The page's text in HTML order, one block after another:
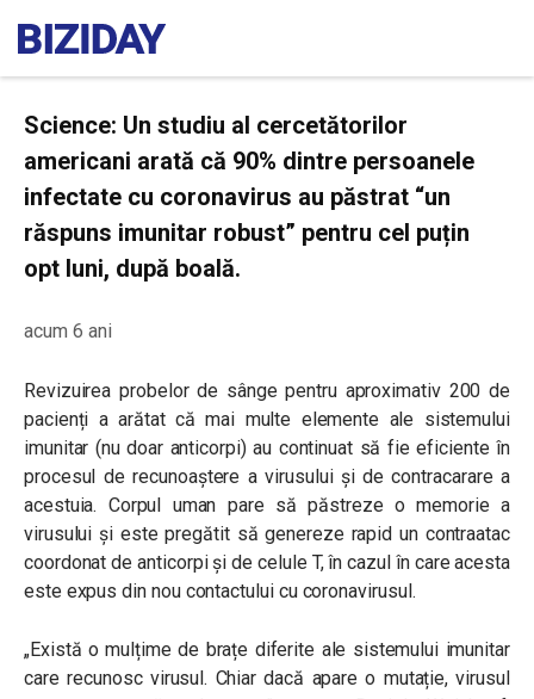
Science: Un studiu al cercetătorilor
americani arată că 90% dintre persoanele
infectate cu coronavirus au păstrat “un
răspuns imunitar robust” pentru cel puțin
opt luni, după boală.
acum 6 ani
Revizuirea probelor de sânge pentru aproximativ 200 de
pacienți a arătat că mai multe elemente ale sistemului
imunitar (nu doar anticorpi) au continuat să fie eficiente în
procesul de recunoaștere a virusului și de contracarare a
acestuia. Corpul uman pare să păstreze o memorie a
virusului și este pregătit să genereze rapid un contraatac
coordonat de anticorpi și de celule T, în cazul în care acesta
este expus din nou contactului cu coronavirusul.
„Există o mulțime de brațe diferite ale sistemului imunitar
care recunosc virusul. Chiar dacă apare o mutație, virusul